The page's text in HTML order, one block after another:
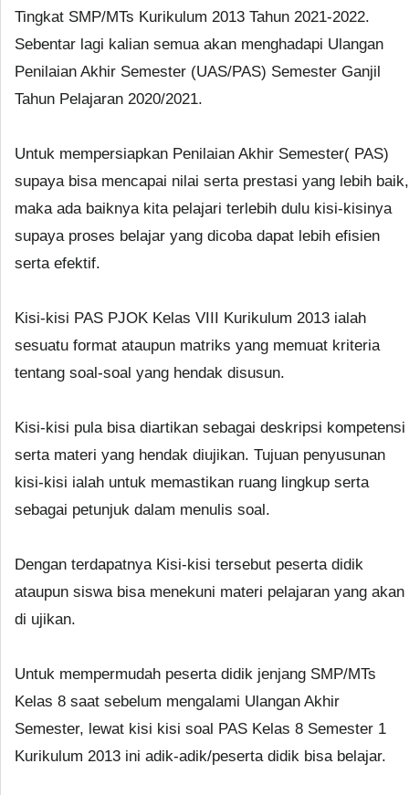
Tingkat SMP/MTs Kurikulum 2013 Tahun 2021-2022.
Sebentar lagi kalian semua akan menghadapi Ulangan
Penilaian Akhir Semester (UAS/PAS) Semester Ganjil
Tahun Pelajaran 2020/2021.
Untuk mempersiapkan Penilaian Akhir Semester( PAS)
supaya bisa mencapai nilai serta prestasi yang lebih baik,
maka ada baiknya kita pelajari terlebih dulu kisi-kisinya
supaya proses belajar yang dicoba dapat lebih efisien
serta efektif.
Kisi-kisi PAS PJOK Kelas VIII Kurikulum 2013 ialah
sesuatu format ataupun matriks yang memuat kriteria
tentang soal-soal yang hendak disusun.
Kisi-kisi pula bisa diartikan sebagai deskripsi kompetensi
serta materi yang hendak diujikan. Tujuan penyusunan
kisi-kisi ialah untuk memastikan ruang lingkup serta
sebagai petunjuk dalam menulis soal.
Dengan terdapatnya Kisi-kisi tersebut peserta didik
ataupun siswa bisa menekuni materi pelajaran yang akan
di ujikan.
Untuk mempermudah peserta didik jenjang SMP/MTs
Kelas 8 saat sebelum mengalami Ulangan Akhir
Semester, lewat kisi kisi soal PAS Kelas 8 Semester 1
Kurikulum 2013 ini adik-adik/peserta didik bisa belajar.